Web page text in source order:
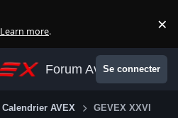
Learn more. ×
Forum AvexSe connecter
Calendrier AVEX GEVEX XXVI